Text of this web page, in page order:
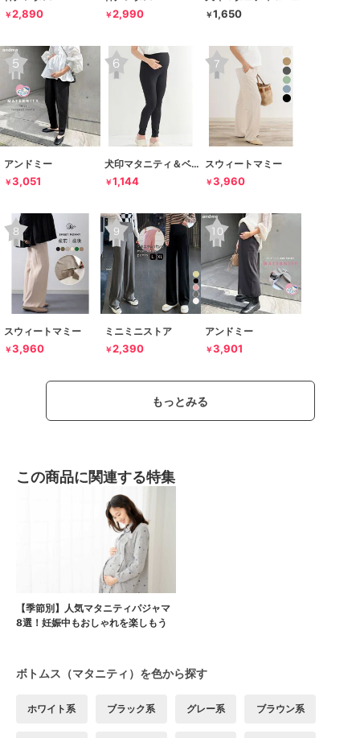
￥2,890 ￥2,990 ￥1,650
アンドミー
￥3,051
犬印マタニティ＆ベビー
￥1,144
スウィートマミー
￥3,960
スウィートマミー
￥3,960
ミニミニストア
￥2,390
アンドミー
￥3,901
もっとみる
この商品に関連する特集
【季節別】人気マタニティパジャマ
8選！妊娠中もおしゃれを楽しもう
ボトムス（マタニティ）を色から探す
ホワイト系 ブラック系 グレー系 ブラウン系